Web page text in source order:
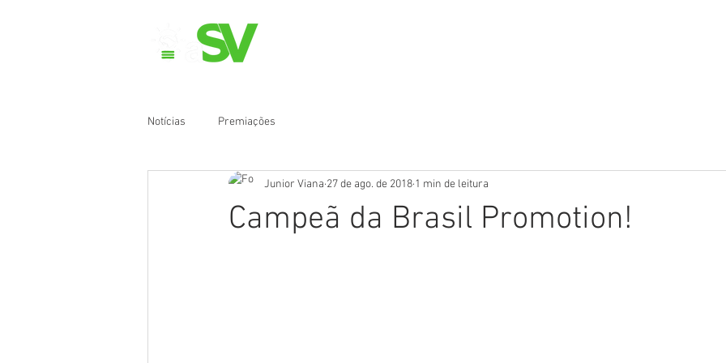
Notícias Premiações
Campeã da Brasil Promotion!
Junior Viana 27 de ago. de 2018 1 min de leitura